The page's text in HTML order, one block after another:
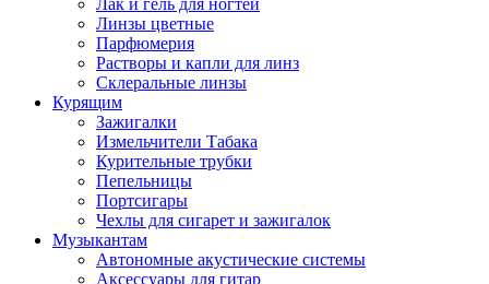
Лак и гель для ногтей
Линзы цветные
Парфюмерия
Растворы и капли для линз
Склеральные линзы
Курящим
Зажигалки
Измельчители Табака
Курительные трубки
Пепельницы
Портсигары
Чехлы для сигарет и зажигалок
Музыкантам
Автономные акустические системы
Аксессуары для гитар